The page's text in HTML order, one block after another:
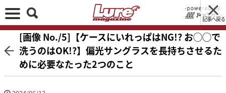
記事へ戻る
[画像 No./5]【ケースにいれっぱはNG!? お◯◯で
洗うのはOK!?】偏光サングラスを長持ちさせるた
めに必要なたった2つのこと